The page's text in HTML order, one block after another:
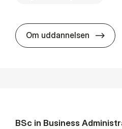
Om uddannelsen BSc
BSc in Busi­ness